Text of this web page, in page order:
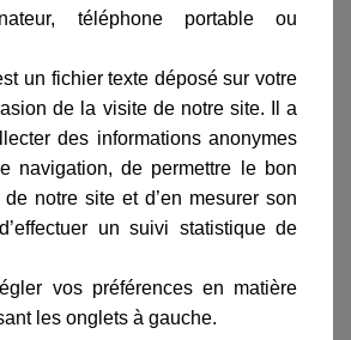
: 8
cm
10
: Blanc
téléphone portable ou
un fichier texte déposé sur votre
de la visite de notre site. Il a
des informations anonymes
navigation, de permettre le bon
notre site et d’en mesurer son
un suivi statistique de
vos préférences en matière
les onglets à gauche.